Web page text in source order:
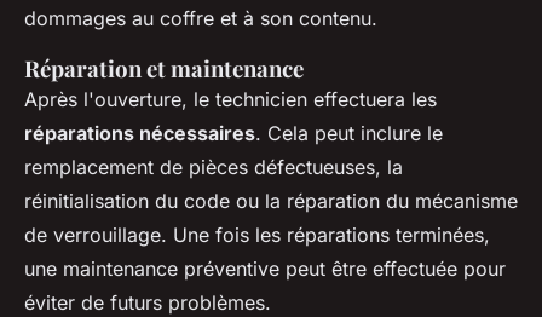
dommages au coffre et à son contenu.
Réparation et maintenance
Après l'ouverture, le technicien effectuera les
réparations nécessaires. Cela peut inclure le
remplacement de pièces défectueuses, la
réinitialisation du code ou la réparation du mécanisme
de verrouillage. Une fois les réparations terminées,
une maintenance préventive peut être effectuée pour
éviter de futurs problèmes.